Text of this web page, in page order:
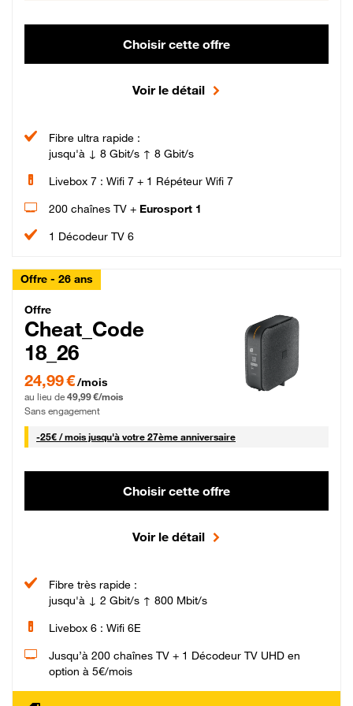
Choisir cette offre
Voir le détail
Fibre ultra rapide :
jusqu'à ↓ 8 Gbit/s ↑ 8 Gbit/s
Livebox 7 : Wifi 7 + 1 Répéteur Wifi 7
200 chaînes TV + Eurosport 1
1 Décodeur TV 6
Offre - 26 ans
Cheat_Code Fibre_18_26
Offre
Cheat_Code
18_26
24,99 € par mois pendant 0 mois puis 49,99 € par mois, Sans engagement
24,99 €/mois
au lieu de 49,99 €/mois
Sans engagement
-25€ / mois25 € par mois
jusqu'à votre 27ème anniversaire
Choisir cette offre
Voir le détail
Fibre très rapide :
jusqu'à ↓ 2 Gbit/s ↑ 800 Mbit/s
Livebox 6 : Wifi 6E
Jusqu’à 200 chaînes TV + 1 Décodeur TV UHD en
option à 5€/mois